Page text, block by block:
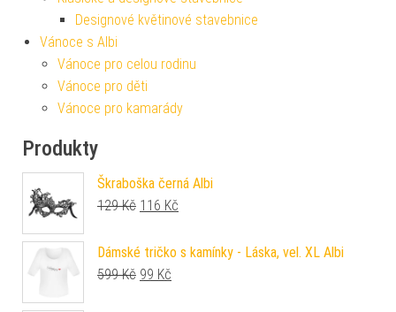
Designové květinové stavebnice
Vánoce s Albi
Vánoce pro celou rodinu
Vánoce pro děti
Vánoce pro kamarády
Produkty
Škraboška černá Albi
129Kč Původní cena byla: 129 Kč.
116 Kč
Dámské tričko s kamínky - Láska, vel. XL Albi
599Kč Původní cena byla: 599 Kč.
99 Kč